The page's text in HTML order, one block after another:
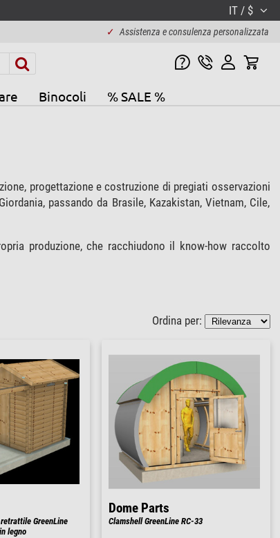
IT / $
✓ Assistenza e consulenza personalizzata
Binocoli % SALE %
progettazione e costruzione di pregiati osservazioni
passando da Brasile, Kazakistan, Vietnam, Cile,
produzione, che racchiudono il know-how raccolto
Ordina per:
GreenLine
legno
Dome Parts
Clamshell GreenLine RC-33